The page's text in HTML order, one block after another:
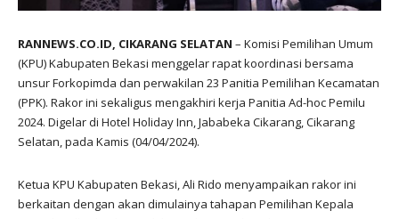
RANNEWS.CO.ID, CIKARANG SELATAN – Komisi Pemilihan Umum
(KPU) Kabupaten Bekasi menggelar rapat koordinasi bersama
unsur Forkopimda dan perwakilan 23 Panitia Pemilihan Kecamatan
(PPK). Rakor ini sekaligus mengakhiri kerja Panitia Ad-hoc Pemilu
2024. Digelar di Hotel Holiday Inn, Jababeka Cikarang, Cikarang
Selatan, pada Kamis (04/04/2024).
Ketua KPU Kabupaten Bekasi, Ali Rido menyampaikan rakor ini
berkaitan dengan akan dimulainya tahapan Pemilihan Kepala